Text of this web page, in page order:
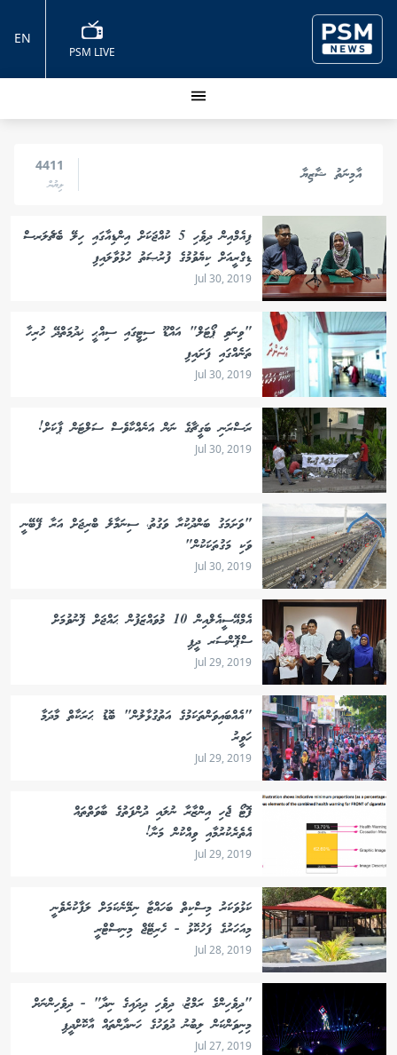
PSM LIVE
EN
އާމިނަތު ޝާޒިޔާ 4411
ލިޔުން
ފިއެމްއިން ދިވެހި 5 ކުއްޖަކަށް އިންޑިއާގައި ހިލޭ ބެޗެލަރސް
ޑިގްރީއަށް ކިޔެވުމުގެ ފުރުޞަތު ހުޅުވާލައިފި
Jul 30, 2019
"ވިނަވި ޕޯޓަލް" އައްޑޫ ސިޓީގައި ސިއްޙީ ޚިދުމަތްދޭ ހުރިހާ
ތަނެއްގައި ފަށައިފި
Jul 30, 2019
ރަސްރަނި ބަގީޗާގެ ނަން އަނެއްކާވެސް ސަލްޓަން ޕާކަށް!
Jul 30, 2019
"ވަށަމަގު ބަންދުކުރާ ވަގުތު، ސިނަމާލެ ބްރިޖަށް އަރާ ފޭބޭނީ
ވަކި މަގުތަކަކުން"
Jul 30, 2019
އެމްއޭސީއެލްއިން 10 މުވައްޒަފުން ޙައްޖަށް ފޮނުވުމަށް
ސްޕޮންސަރ ދީފި
Jul 29, 2019
"އެއްބައިވަންތަކަމުގެ އަތުގުޅާލުން" ބޮޑު ޙަރަކާތް މާދަމާ
ހަވީރު
Jul 29, 2019
ފޮޓޯ ޖެހި އިންޒާރާ ނުލައި ދުންފަތުގެ ބާވަތްތައް
އެތެރެކުރުމާއި ވިއްކުން މަނާ!
Jul 29, 2019
ކަޅުވަކަރު މިސްކިތް ބަހައްޓާ ނިމޭނެކަމަށް ލަފާކުރެވެނީ
މިއަހަރުގެ ފަހުކޮޅު - ހެރިޓޭޖް މިނިސްޓްރީ
Jul 28, 2019
"ދިވެހިންގެ ރަމްޒު، ދިވެހި ދިދައިގެ ނިދާ" - ދިވެހިންނަށް
މިނިވަންކަން ލިބުނު ދުވަހުގެ ހަނދާންތައް އާކޮށްދީފި
Jul 27, 2019